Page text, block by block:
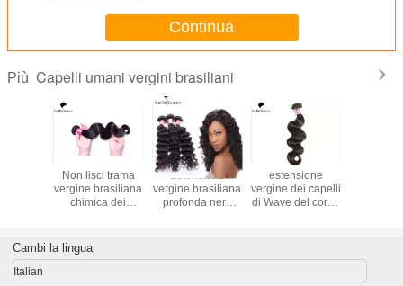
Continua
Più Capelli umani vergini brasiliani
Non lisci trama
vergine brasiliana
chimica dei
spaccature
Estensione
vergine brasiliana
profonda nera
estensione
vergine dei capelli
di Wave del corpo
Cambi la lingua
Italian